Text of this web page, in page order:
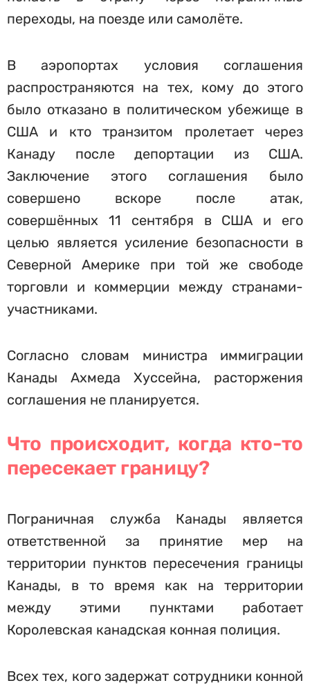
переходы, на поезде или самолёте.
В аэропортах условия соглашения
распространяются на тех, кому до этого
было отказано в политическом убежище в
США и кто транзитом пролетает через
Канаду после депортации из США.
Заключение этого соглашения было
совершено вскоре после атак,
совершённых 11 сентября в США и его
целью является усиление безопасности в
Северной Америке при той же свободе
торговли и коммерции между странами-
участниками.
Согласно словам министра иммиграции
Канады Ахмеда Хуссейна, расторжения
соглашения не планируется.
Что происходит, когда кто-то
пересекает границу?
Пограничная служба Канады является
ответственной за принятие мер на
территории пунктов пересечения границы
Канады, в то время как на территории
между этими пунктами работает
Королевская канадская конная полиция.
Всех тех, кого задержат сотрудники конной